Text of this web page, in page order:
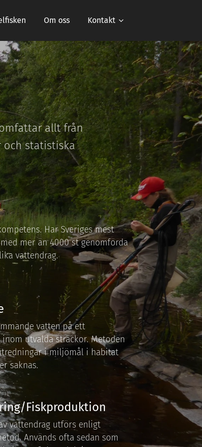
Om oss Kontakt
allt från
statistiska
Har Sveriges mest
mer än 4000 st genomförda
vattendrag.
vatten på ett
utvalda sträckor. Metoden
i miljömål i habitat
saknas.
Fiskproduktion
vattendrag utförs enligt
Används ofta sedan som